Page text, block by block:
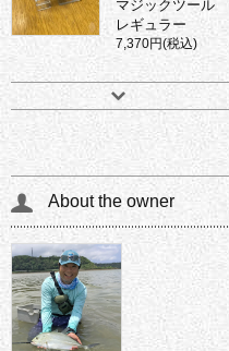
マジックツール
レギュラー
7,370円(税込)
About the owner